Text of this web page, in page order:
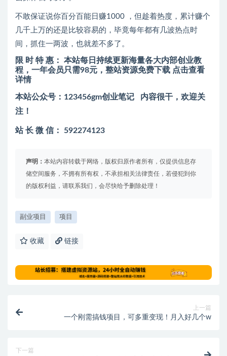
不敢保证说你百分百能日赚1000 ，但趁着热度，累计赚个
几千上万的还是比较容易的，毕竟每年都有几波热点时
间，抓住一两波，也就差不多了。
限 时 特 惠： 本站每日持续更新海量各大内部创业教
程，一年会员只需98元，整站资源免费下载 点击查看
详情
本站公众号： 123456gm创业笔记 内容很干，欢迎关
注！
站 长 微 信： 592274123
声明： 本站内容转载于网络，版权归原作者所有，仅提供信息存
储空间服务，不拥有所有权，不承担相关法律责任，若侵犯到你
的版权利益，请联系我们，会尽快给予删除处理！
副业项目 项目
收藏 链接
上一篇
一个刚需搞钱项目，可多重变现！月入好几个w
下一篇